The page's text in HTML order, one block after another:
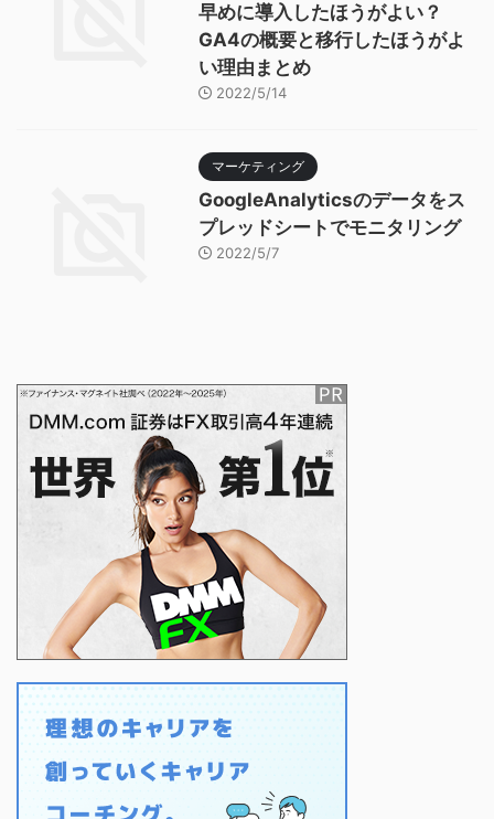
早めに導入したほうがよい？
GA4の概要と移行したほうがよ
い理由まとめ
2022/5/14
マーケティング
GoogleAnalyticsのデータをス
プレッドシートでモニタリング
2022/5/7